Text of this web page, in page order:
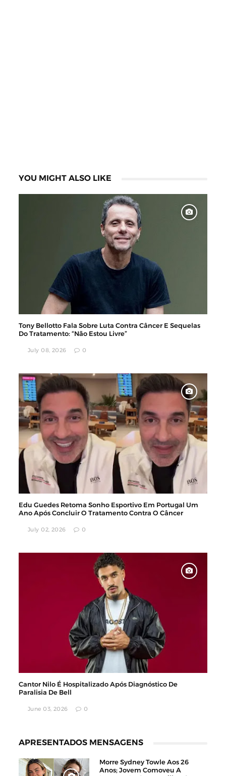
YOU MIGHT ALSO LIKE
Tony Bellotto Fala Sobre Luta Contra Câncer E Sequelas
Do Tratamento: “Não Estou Livre”
July 08, 2026 0
Edu Guedes Retoma Sonho Esportivo Em Portugal Um
Ano Após Concluir O Tratamento Contra O Câncer
July 02, 2026 0
Cantor Nilo É Hospitalizado Após Diagnóstico De
Paralisia De Bell
June 03, 2026 0
APRESENTADOS MENSAGENS
Morre Sydney Towle Aos 26
Anos; Jovem Comoveu A